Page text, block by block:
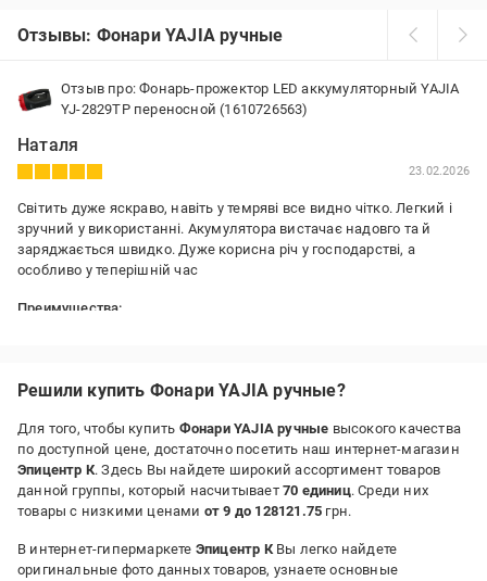
Отзывы: Фонари YAJIA ручные
Отзыв про: Фонарь-прожектор LED аккумуляторный YAJIA
YJ-2829TP переносной (1610726563)
Наталя
23.02.2026
Світить дуже яскраво, навіть у темряві все видно чітко. Легкий і
зручний у використанні. Акумулятора вистачає надовго та й
заряджається швидко. Дуже корисна річ у господарстві, а
особливо у теперішній час
Преимущества:
Недостатки:
Решили купить Фонари YAJIA ручные?
Для того, чтобы купить Фонари YAJIA ручные высокого качества
по доступной цене, достаточно посетить наш интернет-магазин
Эпицентр К. Здесь Вы найдете широкий ассортимент товаров
данной группы, который насчитывает 70 единиц. Среди них
товары с низкими ценами от 9 до 128121.75 грн.
В интернет-гипермаркете Эпицентр КВы легко найдете
оригинальные фото данных товаров, узнаете основные